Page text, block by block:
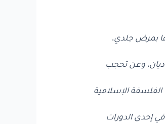
بمرض جلدي،
وعن تحجب
الإسلامية
في إحدى الدورات